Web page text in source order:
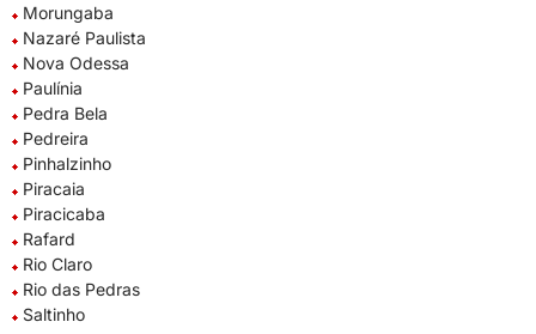
Morungaba
Nazaré Paulista
Nova Odessa
Paulínia
Pedra Bela
Pedreira
Pinhalzinho
Piracaia
Piracicaba
Rafard
Rio Claro
Rio das Pedras
Saltinho